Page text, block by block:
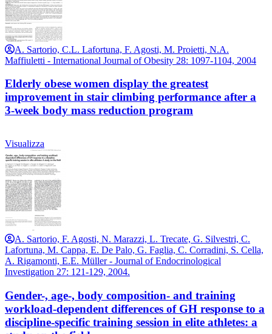
A. Sartorio, C.L. Lafortuna, F. Agosti, M. Proietti, N.A.
Maffiuletti - International Journal of Obesity 28: 1097-1104, 2004
Elderly obese women display the greatest
improvement in stair climbing performance after a
3-week body mass reduction program
Visualizza
A. Sartorio, F. Agosti, N. Marazzi, L. Trecate, G. Silvestri, C.
Lafortuna, M. Cappa, E. De Palo, G. Faglia, C. Corradini, S. Cella,
A. Rigamonti, E.E. Müller - Journal of Endocrinological
Investigation 27: 121-129, 2004.
Gender-, age-, body composition- and training
workload-dependent differences of GH response to a
discipline-specific training session in elite athletes: a